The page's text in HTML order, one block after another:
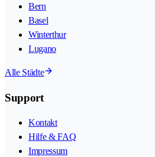
Bern
Basel
Winterthur
Lugano
Alle Städte
Support
Kontakt
Hilfe & FAQ
Impressum